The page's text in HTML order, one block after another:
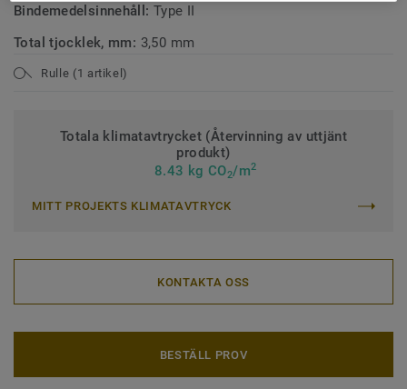
Bindemedelsinnehåll: Type II
Total tjocklek, mm: 3,50 mm
Rulle (1 artikel)
Totala klimatavtrycket (Återvinning av uttjänt
produkt)
8.43 kg CO2/m2
MITT PROJEKTS KLIMATAVTRYCK
KONTAKTA OSS
BESTÄLL PROV